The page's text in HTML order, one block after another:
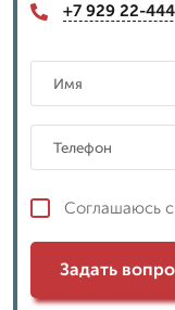
+7 929 22-
Соглашаюсь с
Задать